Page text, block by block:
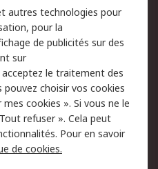
Sécurité des E-mails
Politique anti-
corruption
autres technologies pour
pour la
de publicités sur des
sur
le traitement des
pouvez choisir vos cookies
cookies ». Si vous ne le
refuser ». Cela peut
Pour en savoir
de cookies.